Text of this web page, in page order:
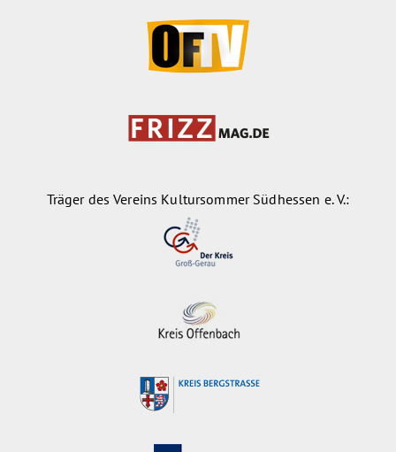
Träger des Vereins Kultursommer Südhessen e. V.: